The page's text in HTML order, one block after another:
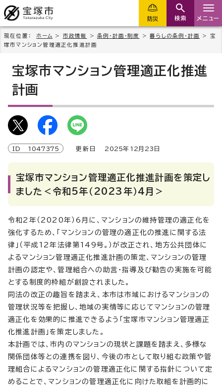
防災 検索 メニュー
現在位置： ホーム > 市政情報 >条例・計画・制度 >暮らしの条例・計画
> 宝
塚市マンション管理適正化推進計画
宝塚市マンション管理適正化推進
計画
ID 1047375 更新日 2025年 12 月 23 日
宝塚市マンション管理適正化推進計画を策定し
ました＜令和5年（2023年）4月＞
令和2年（2020年）6月に、マンションの維持管理の適正化を
強化するため、「マンションの管理の適正化の推進に関する法
律」（平成12年法律第149号。）が改正され、地方公共団体に
よるマンション管理適正化推進計画の策定、マンションの管理
計画の認定や、管理組合への助言・指導及び勧告の実施を可能
とする制度的枠組が創設されました。
同法の改正の趣旨を踏まえ、本市は市域におけるマンションの
管理状況等を把握し、地域の実情等に応じてマンションの管理
適正化を効果的に推進できるよう「宝塚市マンション管理適正
化推進計画」を策定しました。
本計画では、市内のマンションの現状と課題を踏まえ、多様な
関係団体等との連携を図り、今後の市として取り組む政策や管
理組合によるマンションの管理適正化に関する指針について定
めることで、マンションの管理適正化に向けた取組を計画的に